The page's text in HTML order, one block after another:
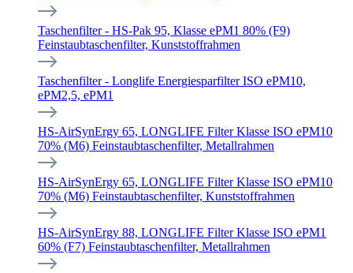
Taschenfilter - HS-Pak 95, Klasse ePM1 80% (F9)
Feinstaubtaschenfilter, Kunststoffrahmen
Taschenfilter - Longlife Energiesparfilter ISO ePM10,
ePM2,5, ePM1
HS-AirSynErgy 65, LONGLIFE Filter Klasse ISO ePM10
70% (M6) Feinstaubtaschenfilter, Metallrahmen
HS-AirSynErgy 65, LONGLIFE Filter Klasse ISO ePM10
70% (M6) Feinstaubtaschenfilter, Kunststoffrahmen
HS-AirSynErgy 88, LONGLIFE Filter Klasse ISO ePM1
60% (F7) Feinstaubtaschenfilter, Metallrahmen